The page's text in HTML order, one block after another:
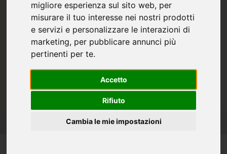
migliore esperienza sul sito web, per
misurare il tuo interesse nei nostri prodotti
e servizi e personalizzare le interazioni di
marketing, per pubblicare annunci più
pertinenti per te.
Accetto
Rifiuto
Cambia le mie impostazioni